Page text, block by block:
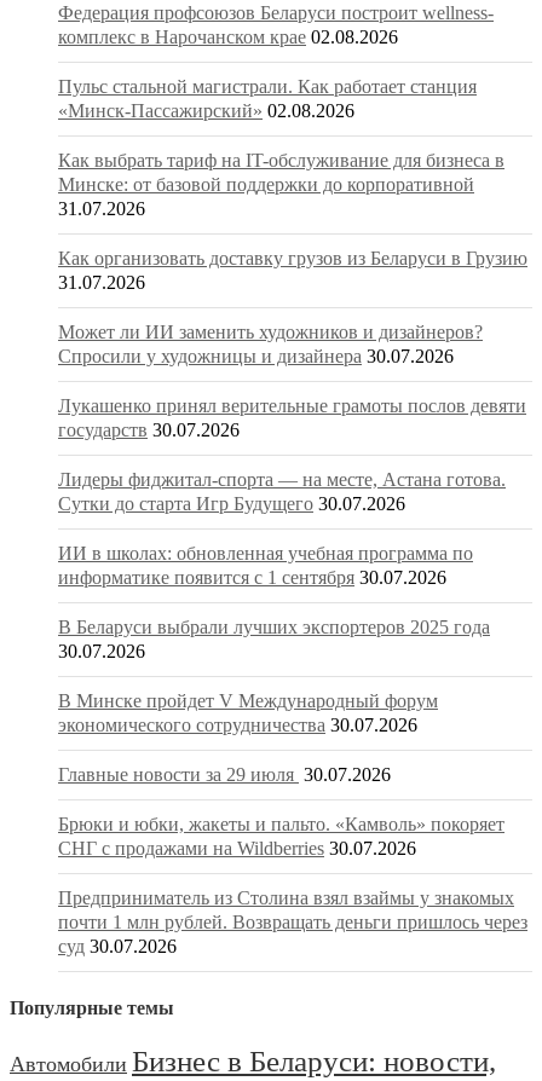
Федерация профсоюзов Беларуси построит wellness-
комплекс в Нарочанском крае 02.08.2026
Пульс стальной магистрали. Как работает станция
«Минск-Пассажирский» 02.08.2026
Как выбрать тариф на IT-обслуживание для бизнеса в
Минске: от базовой поддержки до корпоративной
31.07.2026
Как организовать доставку грузов из Беларуси в Грузию
31.07.2026
Может ли ИИ заменить художников и дизайнеров?
Спросили у художницы и дизайнера 30.07.2026
Лукашенко принял верительные грамоты послов девяти
государств 30.07.2026
Лидеры фиджитал-спорта — на месте, Астана готова.
Сутки до старта Игр Будущего 30.07.2026
ИИ в школах: обновленная учебная программа по
информатике появится с 1 сентября 30.07.2026
В Беларуси выбрали лучших экспортеров 2025 года
30.07.2026
В Минске пройдет V Международный форум
экономического сотрудничества 30.07.2026
Главные новости за 29 июля 30.07.2026
Брюки и юбки, жакеты и пальто. «Камволь» покоряет
СНГ с продажами на Wildberries 30.07.2026
Предприниматель из Столина взял взаймы у знакомых
почти 1 млн рублей. Возвращать деньги пришлось через
суд 30.07.2026
Популярные темы
Автомобили Бизнес в Беларуси: новости,